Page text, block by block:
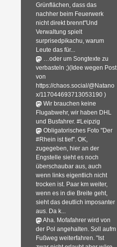
Grünflächen, dass das
nachher beim Feuerwerk
nicht direkt brennt"Und
Verwaltung spielt
surprisedpikachu, warum
Leute das für...
…oder um Songtexte zu
verbasteln ;)(Idee wegen Post
von
https://chaos.social/@Natano
x/117044693713053190 )
Wir brauchen keine
Flugabwehr, wir haben DHL
und Busfahrer. #Leipzig
Obligatorisches Foto "Der
#Rhein ist tief". OK,
zugegeben, hier an der
Engstelle sieht es noch
überschaubar aus, auch
wenn links eigentlich nicht
trocken ist. Paar km weiter,
wenn es in die Breite geht,
sieht das deutlich imposanter
aus. Da k...
Aha. Mofafahrer wird von
der Pol angehalten. Soll aufm
Fußweg weiterfahren. "Ist